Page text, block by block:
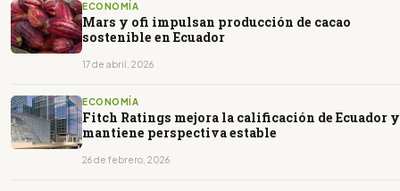
ECONOMÍA
Mars y ofi impulsan producción de cacao
sostenible en Ecuador
17 de abril, 2026
ECONOMÍA
Fitch Ratings mejora la calificación de Ecuador y
mantiene perspectiva estable
26 de febrero, 2026